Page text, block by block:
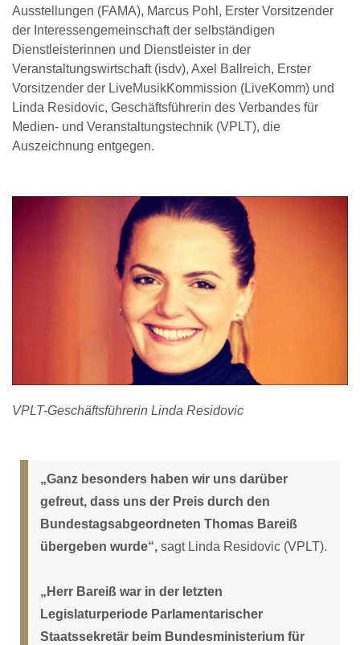
Ausstellungen (FAMA), Marcus Pohl, Erster Vorsitzender
der Interessengemeinschaft der selbständigen
Dienstleisterinnen und Dienstleister in der
Veranstaltungswirtschaft (isdv), Axel Ballreich, Erster
Vorsitzender der LiveMusikKommission (LiveKomm) und
Linda Residovic, Geschäftsführerin des Verbandes für
Medien- und Veranstaltungstechnik (VPLT), die
Auszeichnung entgegen.
VPLT-Geschäftsführerin Linda Residovic
„Ganz besonders haben wir uns darüber
gefreut, dass uns der Preis durch den
Bundestagsabgeordneten Thomas Bareiß
übergeben wurde“, sagt Linda Residovic (VPLT).
„Herr Bareiß war in der letzten
Legislaturperiode Parlamentarischer
Staatssekretär beim Bundesministerium für